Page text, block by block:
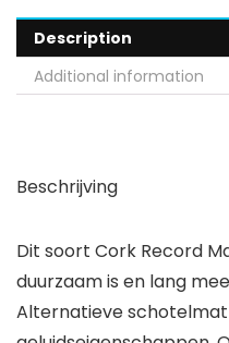
Description
Additional information
Beschrijving
Dit soort Cork Record
duurzaam is en lang
Alternatieve